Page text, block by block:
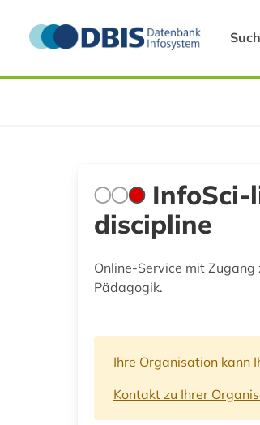
InfoSci-
discipline
Online-Service mit
Pädagogik.
Ihre Organisation kann
Kontakt zu Ihrer